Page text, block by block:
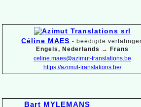
Céline MAES - beëdigde
Engels, Nederlands →
Frans
celine.maes@azimut-translations.be
https://azimut-translations.be/
Bart MYLEMANS